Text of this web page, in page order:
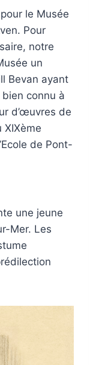
le Musée
Pour
notre
un
Bevan ayant
connu à
d’œuvres de
de Pont-
une jeune
Mer. Les